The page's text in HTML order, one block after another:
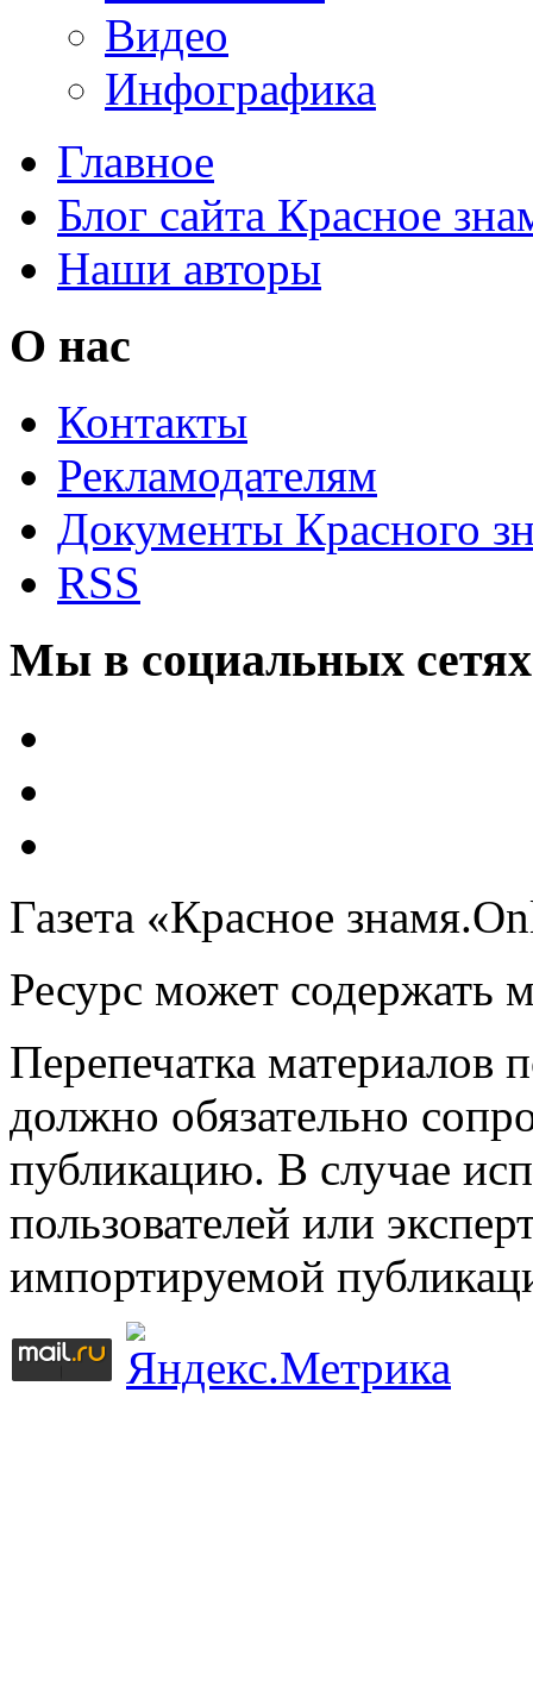
Видео
Инфографика
Главное
Блог сайта Красное
Наши авторы
О нас
Контакты
Рекламодателям
Документы Красного
RSS
Мы в социальных сетях
Газета «Красное
Ресурс может содержать
Перепечатка материалов
должно обязательно
публикацию. В случае
пользователей или
импортируемой